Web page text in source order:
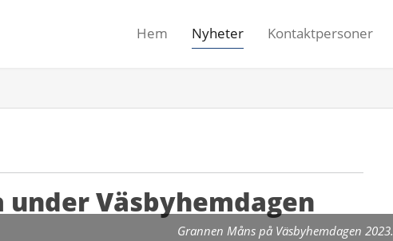
Hem Nyheter Kontaktpersoner
under Väsbyhemdagen
Grannen Måns på Väsbyhemdagen 2023.